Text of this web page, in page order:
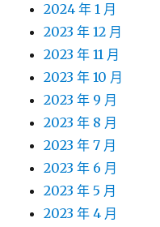
2024 年 1 月
2023 年 12 月
2023 年 11 月
2023 年 10 月
2023 年 9 月
2023 年 8 月
2023 年 7 月
2023 年 6 月
2023 年 5 月
2023 年 4 月